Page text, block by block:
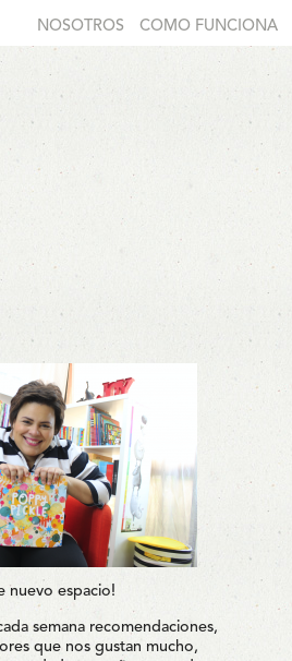
NOSOTROS COMO FUNCIONA
nuevo espacio!
semana recomendaciones,
que nos gustan mucho,